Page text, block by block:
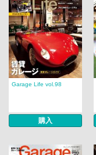
Garage Life vol.98
購入